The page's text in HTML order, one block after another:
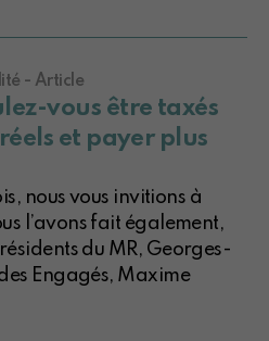
- Article
vous être taxés
et payer plus
nous vous invitions à
l’avons fait également,
du MR, Georges-
Engagés, Maxime